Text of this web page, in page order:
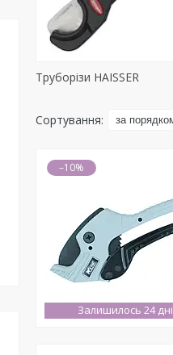
Труборізи HAISSER
–10%
Залишилось 24 дні